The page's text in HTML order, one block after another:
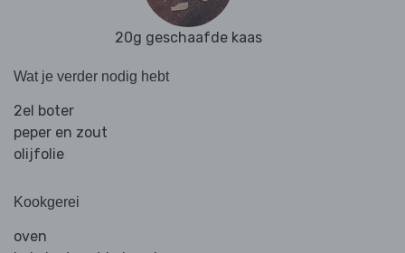
20g geschaafde kaas
Wat je verder nodig hebt
2el boter
peper en zout
olijfolie
Kookgerei
oven